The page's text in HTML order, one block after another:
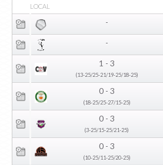
LOCAL
-
-
1 - 3
(13-25/25-21/19-25/18-25)
0 - 3
(18-25/25-27/15-25)
0 - 3
(3-25/15-25/21-25)
0 - 3
(10-25/11-25/20-25)